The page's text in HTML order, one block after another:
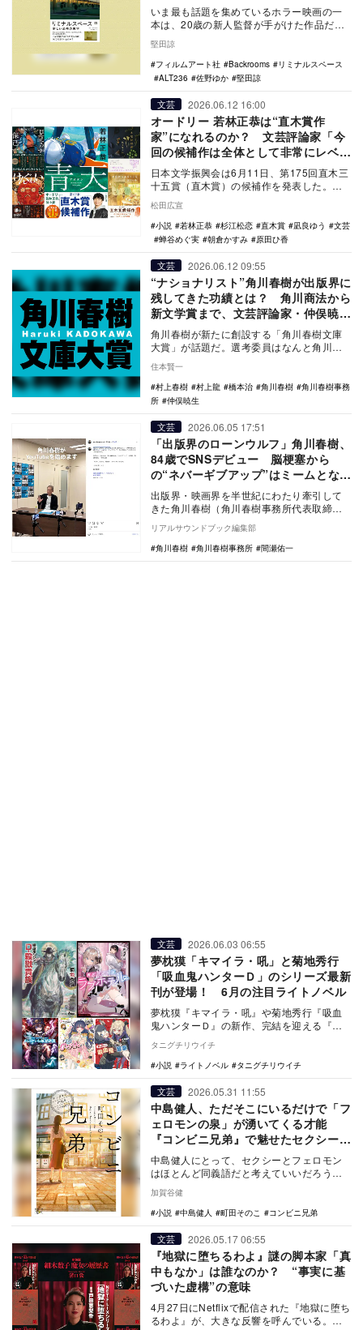
とは？
いま最も話題を集めているホラー映画の一
本は、20歳の新人監督が手がけた作品だ。5
…
堅田諒
フィルムアート社
Backrooms
リミナルスペース
ALT236
佐野ゆか 堅田諒
文芸 2026.06.12 16:00
オードリー 若林正恭は“直木賞作
家”になれるのか？ 文芸評論家「今
回の候補作は全体として非常にレベル
が高い」
日本文学振興会は6月11日、第175回直木三
十五賞（直木賞）の候補作を発表した。今
回の候補には、朝倉かすみ『けんぐゎい』
（光文社…
松田広宣
小説
若林正恭 杉江松恋 直木賞 凪良ゆう
文芸
蝉谷めぐ実
朝倉かすみ 原田ひ香
文芸 2026.06.12 09:55
“ナショナリスト”角川春樹が出版界に
残してきた功績とは？ 角川商法から
新文学賞まで、文芸評論家・仲俣暁生
に聞く
角川春樹が新たに創設する「角川春樹文庫
大賞」が話題だ。選考委員はなんと角川春
せること（ジャ…
住本賢一
村上春樹
村上龍 橋本治 角川春樹
角川春樹事務
所
仲俣暁生
文芸 2026.06.05 17:51
「出版界のローンウルフ」角川春樹、
84歳でSNSデビュー 脳梗塞から
の“ネバーギブアップ”はミームとなる
か
出版界・映画界を半世紀にわたり牽引して
きた角川春樹（角川春樹事務所代表取締役
社長、84歳）が、X、YouTube、Instagr…
リアルサウンドブック編集部
角川春樹
角川春樹事務所 間瀬佑一
文芸 2026.06.03 06:55
夢枕獏「キマイラ・吼」と菊地秀行
「吸血鬼ハンターＤ」のシリーズ最新
刊が登場！ 6月の注目ライトノベル
夢枕獏『キマイラ・吼』や菊地秀行『吸血
鬼ハンターＤ』の新作、完結を迎える『の
まで６月のラノ…
タニグチリウイチ
小説
ライトノベル タニグチリウイチ
文芸 2026.05.31 11:55
中島健人、ただそこにいるだけで「フ
ェロモンの泉」が湧いてくる才能
『コンビニ兄弟』で魅せたセクシーを
考察
中島健人にとって、セクシーとフェロモン
はほとんど同義語だと考えていいだろう。
2024年3月31日に卒業したSexy Zoneを
心…
加賀谷健
小説
中島健人 町田そのこ コンビニ兄弟
文芸 2026.05.17 06:55
『地獄に堕ちるわよ』謎の脚本家「真
中もなか」は誰なのか？ “事実に基
づいた虚構”の意味
4月27日にNetflixで配信された『地獄に堕ち
るわよ』が、大きな反響を呼んでいる。本